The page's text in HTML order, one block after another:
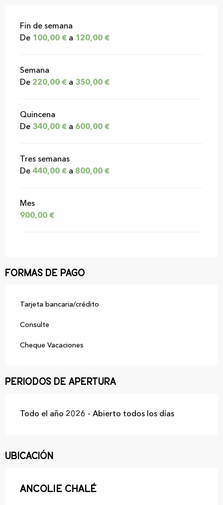
Tarifas 2026
Fin de semana
De 100,00 € a 120,00 €
Semana
De 220,00 € a 350,00 €
Quincena
De 340,00 € a 600,00 €
Tres semanas
De 440,00 € a 800,00 €
Mes
900,00 €
Formas de pago
Tarjeta bancaria/crédito
Consulte
Cheque Vacaciones
Periodos de apertura
Todo el año 2026 - Abierto todos los días
Ubicación
Ancolie Chalé